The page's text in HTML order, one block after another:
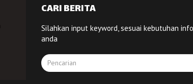
CARI BERITA
Silahkan input keyword, sesuai kebutuhan
anda